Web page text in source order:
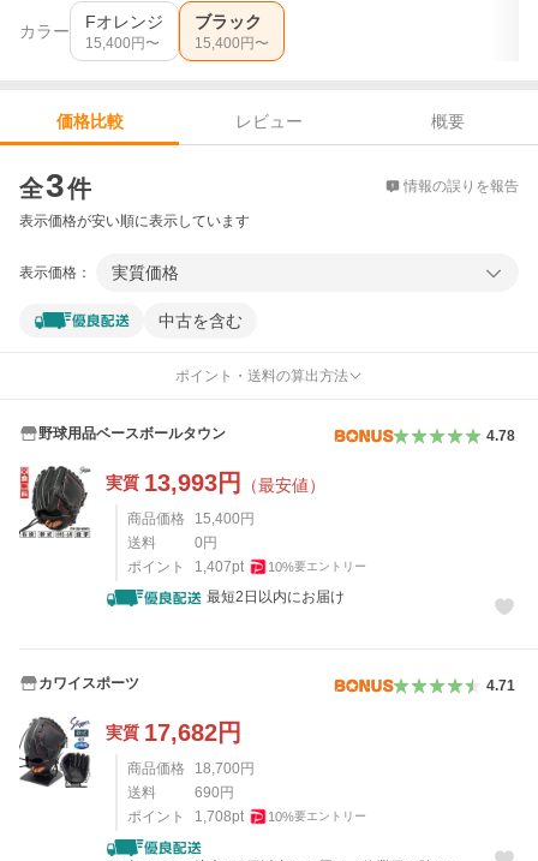
カラー Fオレンジ
15,400 円〜
ブラック
15,400 円〜
価格比較 レビュー
概要
全3件 情報の誤りを報告
表示価格が安い順に表示しています
表示価格： 実質価格
中古を含む
ポイント・送料の算出方法
野球用品ベースボールタウン 4.78
実質 13,993円 （最安値）
商品価格 15,400 円
送料
0 円
ポイント
1,407pt 10%要エントリー
最短2日以内にお届け
カワイスポーツ 4.71
実質 17,682円
商品価格 18,700 円
送料
690 円
ポイント
1,708pt 10%要エントリー